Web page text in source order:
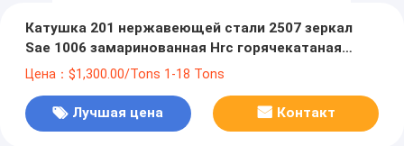
Катушка 201 нержавеющей стали 2507 зеркал
Sae 1006 замаринованная Hrc горячекатаная
спиральная стальная 316 410 430 403 321
Цена：$1,300.00/Tons 1-18 Tons
Лучшая цена Контакт